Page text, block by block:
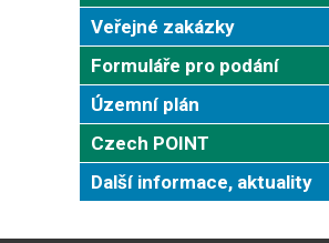
Veřejné zakázky
Formuláře pro podání
Územní plán
Czech POINT
Další informace, aktuality